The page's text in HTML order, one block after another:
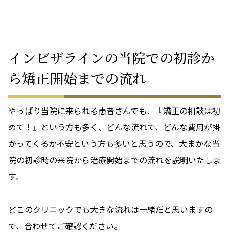
インビザラインの当院での初診か
ら矯正開始までの流れ
やっぱり当院に来られる患者さんでも、『矯正の相談は初
めて！』という方も多く、どんな流れで、どんな費用が掛
かってくるか不安という方も多いと思うので、大まかな当
院の初診時の来院から治療開始までの流れを説明いたしま
す。
どこのクリニックでも大きな流れは一緒だと思いますの
で、合わせてご確認ください。